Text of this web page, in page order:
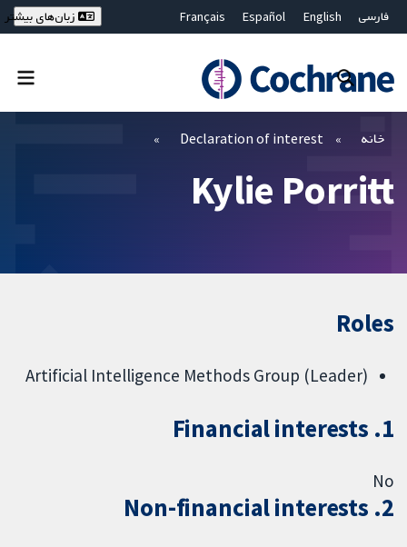
فارسی English
Español
Français
Bahasa Malaysia
ไทย
繁體中文
زبان‌های بیشتر
فیلترها خانه Declaration of interest
Kylie Porritt
Roles
(Leader) Artificial Intelligence Methods Group
1. Financial interests
No
2. Non-financial interests